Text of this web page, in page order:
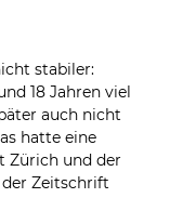
stabiler:
18 Jahren viel
auch nicht
hatte eine
Zürich und der
der Zeitschrift